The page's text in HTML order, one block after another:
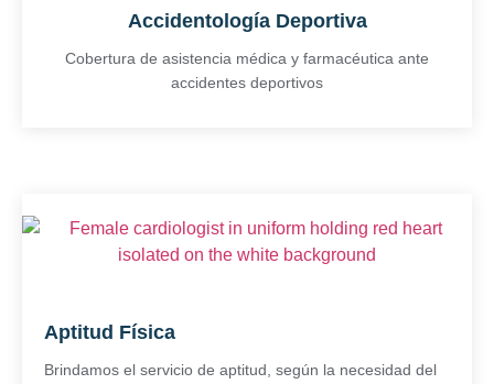
Accidentología Deportiva
Cobertura de asistencia médica y farmacéutica ante
accidentes deportivos
Aptitud Física
Brindamos el servicio de aptitud, según la necesidad del